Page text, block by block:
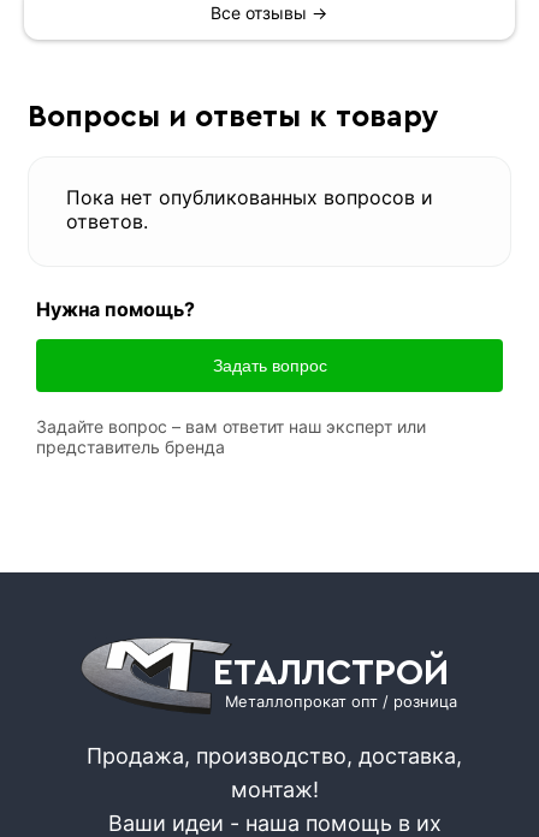
Все отзывы →
Вопросы и ответы к товару
Пока нет опубликованных вопросов и
ответов.
Нужна помощь?
Задать вопрос
Задайте вопрос – вам ответит наш эксперт или
представитель бренда
ЕТАЛЛСТРОЙ
Металлопрокат опт / розница
Продажа, производство, доставка,
монтаж!
Ваши идеи - наша помощь в их